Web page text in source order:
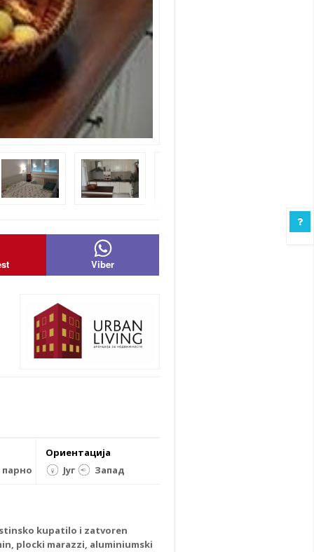
Viber
Ориентација
Југ
Запад
kupatilo i zatvoren
plocki marazzi, aluminiumski